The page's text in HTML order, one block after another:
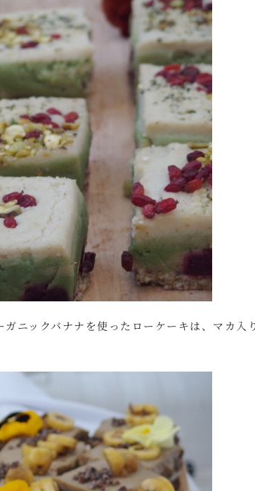
ニックバナナを使ったローケーキは、マカ入